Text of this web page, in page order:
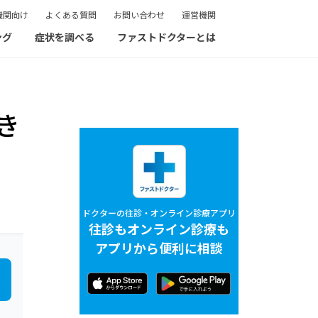
関向け よくある質問 お問い合わせ 運営機関
症状を調べる ファストドクターとは
ドクターの往診・オンライン診療アプリ
往診もオンライン診療も
アプリから便利に相談